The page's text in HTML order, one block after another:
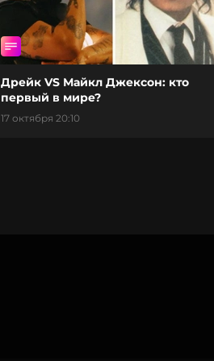
Дрейк VS Майкл Джексон: кто
первый в мире?
17 октября 20:10